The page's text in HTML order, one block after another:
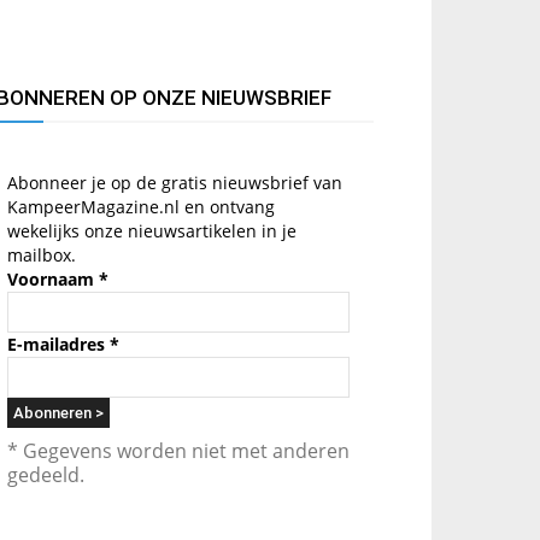
OP ONZE NIEUWSBRIEF
Abonneer je op de gratis nieuwsbrief van
KampeerMagazine.nl en ontvang
wekelijks onze nieuwsartikelen in je
mailbox.
Voornaam *
E-mailadres *
* Gegevens worden niet met anderen
gedeeld.